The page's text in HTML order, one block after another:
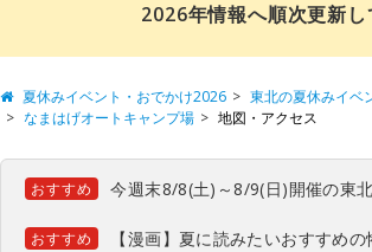
2026年情報へ順次更新
夏休みイベント・おでかけ2026 東北の夏休みイベ
なまはげオートキャンプ場
地図・アクセス
おすすめ 今週末8/8(土)～8/9(日)開催の東
おすすめ 【漫画】夏に読みたいおすすめ